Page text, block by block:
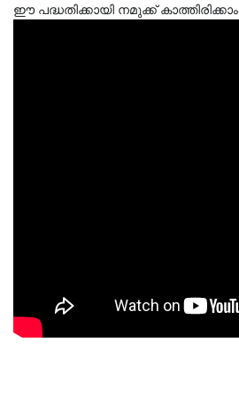
ഈ പദ്ധതിക്കായി നമുക്ക് കാത്തിരിക്കാം.